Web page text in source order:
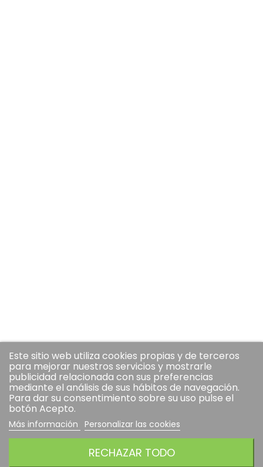
Este sitio web utiliza cookies propias y de terceros
para mejorar nuestros servicios y mostrarle
publicidad relacionada con sus preferencias
mediante el análisis de sus hábitos de navegación.
Para dar su consentimiento sobre su uso pulse el
botón Acepto.
Más información Personalizar las cookies
RECHAZAR TODO